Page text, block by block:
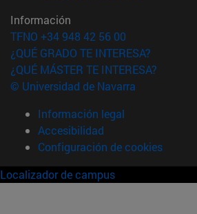
Información
TFNO +34 948 42 56 00
¿QUÉ GRADO TE INTERESA?
¿QUÉ MÁSTER TE INTERESA?
© Universidad de Navarra
Información legal
Accesibilidad
Configuración de cookies
Localizador de campus